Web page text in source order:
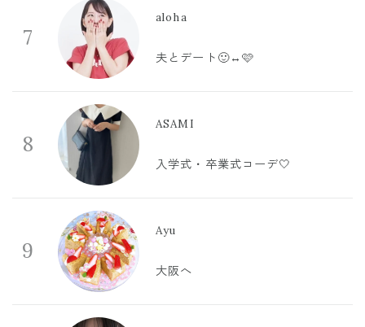
7
aloha
夫とデート🙂‍↔️🩷
8
ASAMI
入学式・卒業式コーデ🤍
9
Ayu
大阪へ